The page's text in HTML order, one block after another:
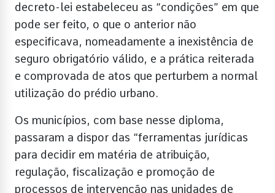
decreto-lei estabeleceu as “condições” em que
pode ser feito, o que o anterior não
especificava, nomeadamente a inexistência de
seguro obrigatório válido, e a prática reiterada
e comprovada de atos que perturbem a normal
utilização do prédio urbano.
Os municípios, com base nesse diploma,
passaram a dispor das “ferramentas jurídicas
para decidir em matéria de atribuição,
regulação, fiscalização e promoção de
processos de intervenção nas unidades de